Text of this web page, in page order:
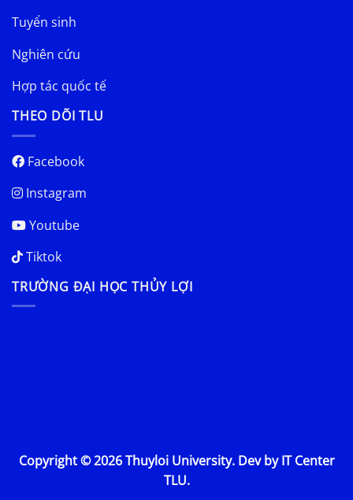
Tuyển sinh
Nghiên cứu
Hợp tác quốc tế
THEO DÕI TLU
Facebook
Instagram
Youtube
Tiktok
TRƯỜNG ĐẠI HỌC THỦY LỢI
Copyright © 2026 Thuyloi University. Dev by IT Center
TLU.